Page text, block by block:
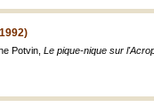
Potvin, Le pique-nique sur